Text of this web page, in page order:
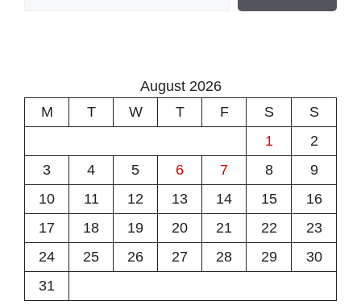
August 2026
M
T W T F S
S
1
2
3
4 5 6 7 8
9
10
11 12 13 14 15
16
17
18 19 20 21 22
23
24
25 26 27 28 29
30
31